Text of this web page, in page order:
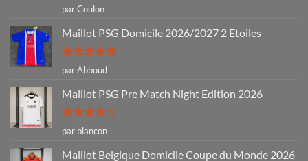
Note5sur
5
par Coulon
Maillot PSG Domicile 2026/2027 2 Etoiles
Note5sur
5
par Abboud
Maillot PSG Pre Match Night Edition 2026
Note4
sur 5
par blancon
Maillot Belgique Domicile Coupe du Monde 2026